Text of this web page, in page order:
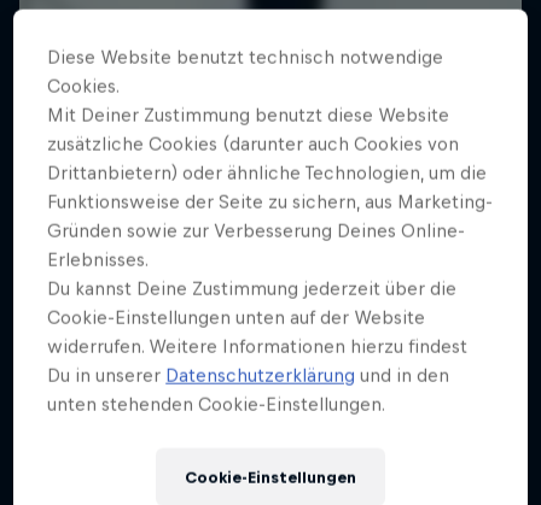
Jaan Roose: Life on the Line
Spaziergangs
Diese Website benutzt technisch notwendige
Cookies.
Mit Deiner Zustimmung benutzt diese Website
zusätzliche Cookies (darunter auch Cookies von
Drittanbietern) oder ähnliche Technologien, um die
Funktionsweise der Seite zu sichern, aus Marketing-
Gründen sowie zur Verbesserung Deines Online-
Erlebnisses.
Du kannst Deine Zustimmung jederzeit über die
Cookie-Einstellungen unten auf der Website
widerrufen. Weitere Informationen hierzu findest
Du in unserer Datenschutzerklärung und in den
unten stehenden Cookie-Einstellungen.
Cookie-Einstellungen